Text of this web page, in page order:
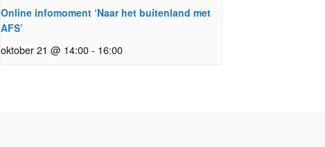
Online infomoment ‘Naar het buitenland met
AFS’
oktober 21 @ 14:00 - 16:00